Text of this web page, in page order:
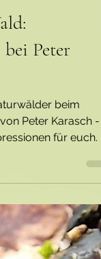
Peter
beim
für euch.
Wald extrem
alles wunderbar
einige schöne
Einstimmung bin